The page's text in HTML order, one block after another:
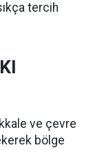
tercih
ve çevre
bölge